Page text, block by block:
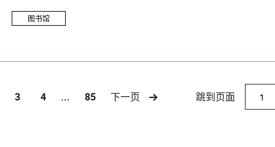
图书馆
3 4 ... 85 下一页 跳到页面